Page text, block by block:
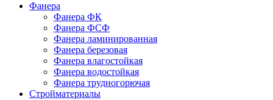
Фанера
Фанера ФК
Фанера ФСФ
Фанера ламинированная
Фанера березовая
Фанера влагостойкая
Фанера водостойкая
Фанера трудногорючая
Стройматериалы